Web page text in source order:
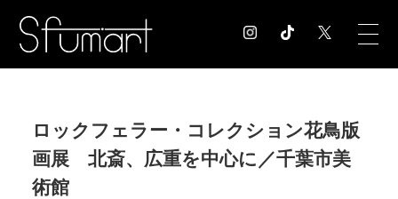
COLUMN コラム記事
EXHIBITION
ロックフェラー・コレクション花鳥版
画展 北斎、広重を中心に／千葉市美
術館